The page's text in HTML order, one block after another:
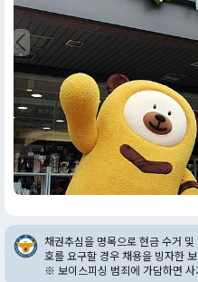
채권추심을 명목으로 현금 수거
호를 요구할 경우 채용을 빙자한
※ 보이스피싱 범죄에 가담하면